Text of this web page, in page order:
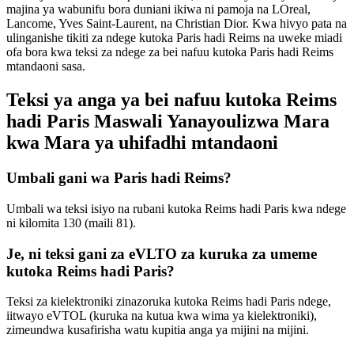
majina ya wabunifu bora duniani ikiwa ni pamoja na LOreal,
Lancome, Yves Saint-Laurent, na Christian Dior. Kwa hivyo pata na
ulinganishe tikiti za ndege kutoka Paris hadi Reims na uweke miadi
ofa bora kwa teksi za ndege za bei nafuu kutoka Paris hadi Reims
mtandaoni sasa.
Teksi ya anga ya bei nafuu kutoka Reims
hadi Paris Maswali Yanayoulizwa Mara
kwa Mara ya uhifadhi mtandaoni
Umbali gani wa Paris hadi Reims?
Umbali wa teksi isiyo na rubani kutoka Reims hadi Paris kwa ndege
ni kilomita 130 (maili 81).
Je, ni teksi gani za eVLTO za kuruka za umeme
kutoka Reims hadi Paris?
Teksi za kielektroniki zinazoruka kutoka Reims hadi Paris ndege,
iitwayo eVTOL (kuruka na kutua kwa wima ya kielektroniki),
zimeundwa kusafirisha watu kupitia anga ya mijini na mijini.